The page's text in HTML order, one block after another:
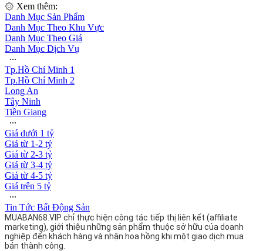
۞ Xem thêm:
Danh Mục Sản Phẩm
Danh Mục Theo Khu Vực
Danh Mục Theo Giá
Danh Mục Dịch Vụ
∙∙∙
Tp.Hồ Chí Minh 1
Tp.Hồ Chí Minh 2
Long An
Tây Ninh
Tiền Giang
∙∙∙
Giá dưới 1 tỷ
Giá từ 1-2 tỷ
Giá từ 2-3 tỷ
Giá từ 3-4 tỷ
Giá từ 4-5 tỷ
Giá trên 5 tỷ
∙∙∙
Tin Tức Bất Động Sản
MUABAN68.VIP chỉ thực hiện công tác tiếp thị liên kết (affiliate
marketing), giới thiệu những sản phẩm thuộc sở hữu của doanh
nghiệp đến khách hàng và nhận hoa hồng khi một giao dịch mua
bán thành công.